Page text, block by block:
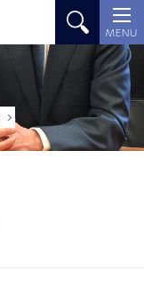
MENU